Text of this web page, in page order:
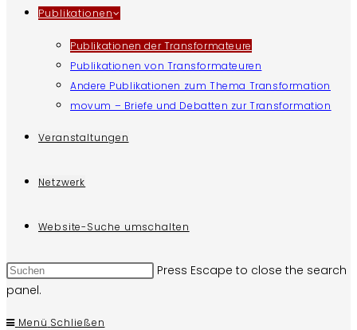
Publikationen
Publikationen der Transformateure
Publikationen von Transformateuren
Andere Publikationen zum Thema Transformation
movum – Briefe und Debatten zur Transformation
Veranstaltungen
Netzwerk
Website-Suche umschalten
Press Escape to close the search
panel.
Menü Schließen